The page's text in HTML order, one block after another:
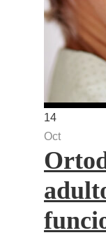
14
Oct